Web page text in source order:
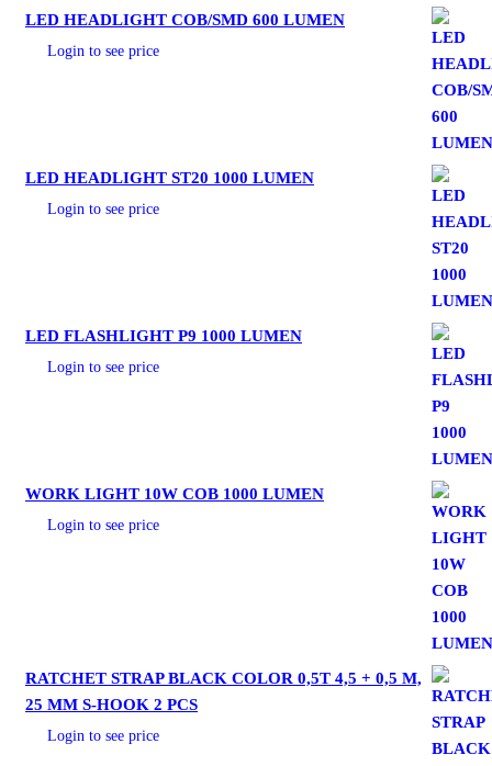
LED HEADLIGHT COB/SMD 600 LUMEN
Login to see price
LED HEADLIGHT ST20 1000 LUMEN
Login to see price
LED FLASHLIGHT P9 1000 LUMEN
Login to see price
WORK LIGHT 10W COB 1000 LUMEN
Login to see price
RATCHET STRAP BLACK COLOR 0,5T 4,5 + 0,5 M,
25 MM S-HOOK 2 PCS
Login to see price